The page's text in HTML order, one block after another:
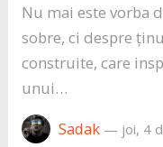
Nu mai este vorba
sobre, ci despre
construite, care
unui…
Sadak— joi, 4